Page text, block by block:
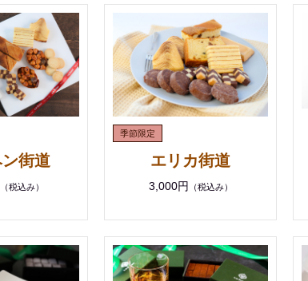
街道
（税込み）
エリカ街道
3,000円 （税込み）